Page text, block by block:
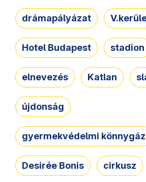
drámapályázat
Hotel Budapest stadion
elnevezés Katlan
újdonság
gyermekvédelmi könnygáz
Desirée Bonis cirkusz